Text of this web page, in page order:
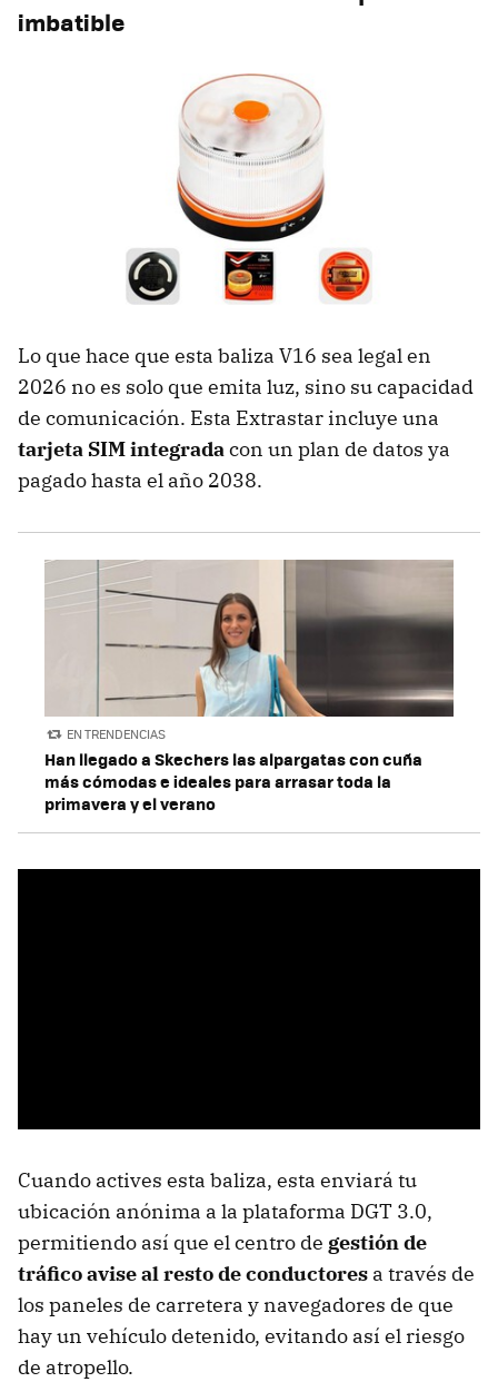
imbatible
Lo que hace que esta baliza V16 sea legal en
2026 no es solo que emita luz, sino su capacidad
de comunicación. Esta Extrastar incluye una
tarjeta SIM integradacon un plan de datos ya
pagado hasta el año 2038.
EN TRENDENCIAS
Han llegado a Skechers las alpargatas con cuña
más cómodas e ideales para arrasar toda la
primavera y el verano
Cuando actives esta baliza, esta enviará tu
ubicación anónima a la plataforma DGT 3.0,
permitiendo así que el centro de gestión de
tráfico avise al resto de conductores a través de
los paneles de carretera y navegadores de que
hay un vehículo detenido, evitando así el riesgo
de atropello.